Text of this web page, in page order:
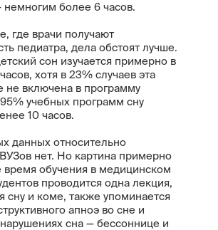
немногим более 6 часов.
где врачи получают
педиатра, дела обстоят лучше.
сон изучается примерно в
хотя в 23% случаев эта
не включена в программу
учебных программ сну
10 часов.
данных относительно
нет. Но картина примерно
время обучения в медицинском
проводится одна лекция,
сну и коме, также упоминается
апноэ во сне и
нарушениях сна — бессоннице и